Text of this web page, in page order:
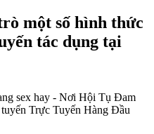
một số hình thức
tác dụng tại